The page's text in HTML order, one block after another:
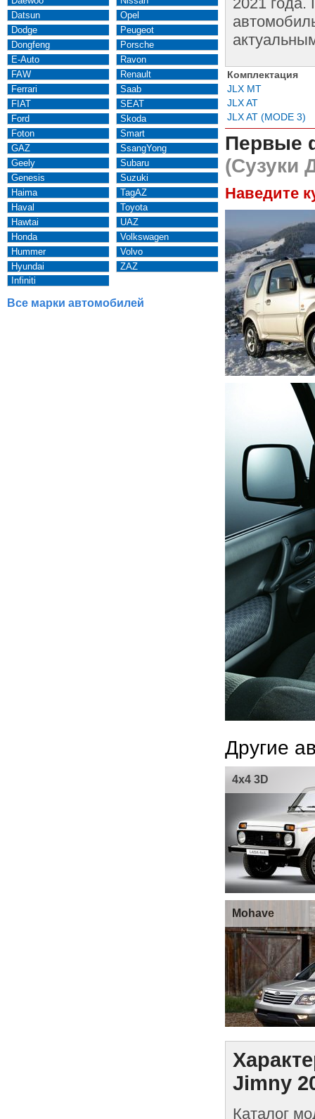
Datsun
Dodge
Dongfeng
E-Auto
FAW
Ferrari
FIAT
Ford
Foton
GAZ
Geely
Genesis
Haima
Haval
Hawtai
Honda
Hummer
Hyundai
Infiniti
Opel
Peugeot
Porsche
Ravon
Renault
Saab
SEAT
Skoda
Smart
SsangYong
Subaru
Suzuki
TagAZ
Toyota
UAZ
Volkswagen
Volvo
ZAZ
Все марки автомобилей
Комплектация
JLX MT
JLX AT
JLX AT (MODE 3)
Первые
(Сузуки
Наведите
Другие
4x4 3D
Mohave
Jimny
Каталог